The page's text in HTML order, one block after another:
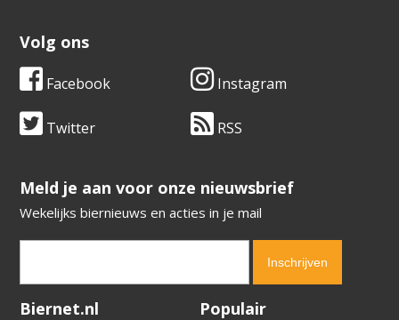
Volg ons
Facebook Instagram
Twitter RSS
​​​​​​​Meld je aan voor onze nieuwsbrief
Wekelijks biernieuws en acties in je mail
Verification code:
Biernet.nl Populair